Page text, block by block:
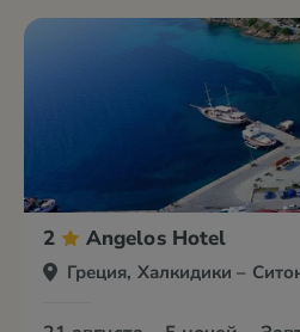
2 Angelos Hotel
Греция, Халкидики –